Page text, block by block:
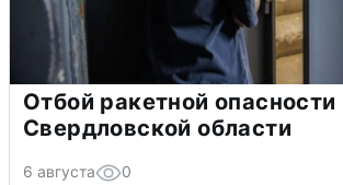
Отбой ракетной опасности
Свердловской области
6 августа 0